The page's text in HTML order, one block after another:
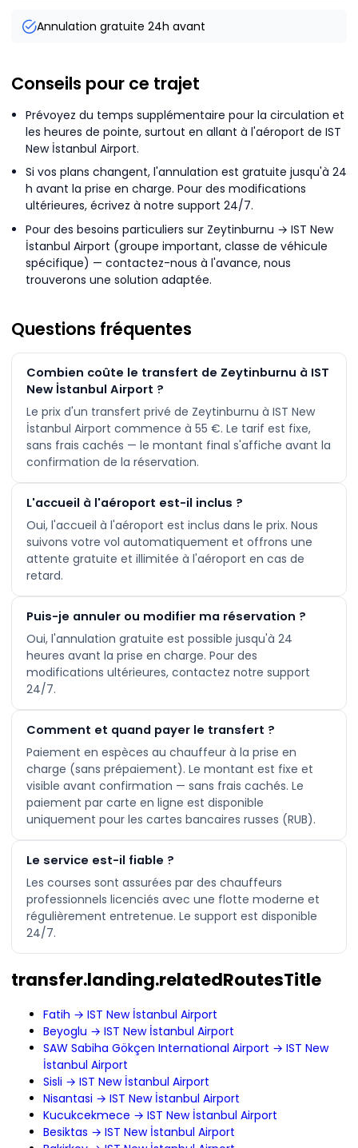
Annulation gratuite 24h avant
Conseils pour ce trajet
Prévoyez du temps supplémentaire pour la circulation et
les heures de pointe, surtout en allant à l'aéroport de IST
New İstanbul Airport.
Si vos plans changent, l'annulation est gratuite jusqu'à 24
h avant la prise en charge. Pour des modifications
ultérieures, écrivez à notre support 24/7.
Pour des besoins particuliers sur Zeytinburnu → IST New
İstanbul Airport (groupe important, classe de véhicule
spécifique) — contactez-nous à l'avance, nous
trouverons une solution adaptée.
Questions fréquentes
Combien coûte le transfert de Zeytinburnu à IST
New İstanbul Airport ?
Le prix d'un transfert privé de Zeytinburnu à IST New
İstanbul Airport commence à 55 €. Le tarif est fixe,
sans frais cachés — le montant final s'affiche avant la
confirmation de la réservation.
L'accueil à l'aéroport est-il inclus ?
Oui, l'accueil à l'aéroport est inclus dans le prix. Nous
suivons votre vol automatiquement et offrons une
attente gratuite et illimitée à l'aéroport en cas de
retard.
Puis-je annuler ou modifier ma réservation ?
Oui, l'annulation gratuite est possible jusqu'à 24
heures avant la prise en charge. Pour des
modifications ultérieures, contactez notre support
24/7.
Comment et quand payer le transfert ?
Paiement en espèces au chauffeur à la prise en
charge (sans prépaiement). Le montant est fixe et
visible avant confirmation — sans frais cachés. Le
paiement par carte en ligne est disponible
uniquement pour les cartes bancaires russes (RUB).
Le service est-il fiable ?
Les courses sont assurées par des chauffeurs
professionnels licenciés avec une flotte moderne et
régulièrement entretenue. Le support est disponible
24/7.
transfer.landing.relatedRoutesTitle
Fatih → IST New İstanbul Airport
Beyoglu → IST New İstanbul Airport
SAW Sabiha Gökçen International Airport → IST New
İstanbul Airport
Sisli → IST New İstanbul Airport
Nisantasi → IST New İstanbul Airport
Kucukcekmece → IST New İstanbul Airport
Besiktas → IST New İstanbul Airport